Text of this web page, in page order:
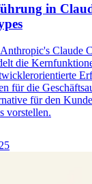
in
Claude
die
für die
für den
vorstellen.